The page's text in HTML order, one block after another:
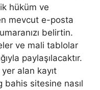
hüküm ve
mevcut e-posta
belirtin.
ve mali tablolar
paylaşılacaktır.
alan kayıt
sitesine nasıl